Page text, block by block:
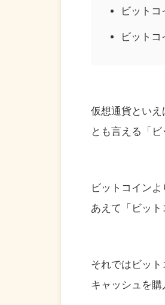
ビット
ビットコ
仮想通貨とい
とも言える「
ビットコイン
あえて「ビット
それではビッ
キャッシュを購